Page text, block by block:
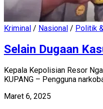
Kriminal / Nasional / Politik
Selain Dugaan
Kepala Kepolisian Resor
KUPANG – Pengguna
Maret 6, 2025